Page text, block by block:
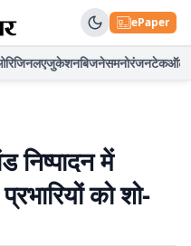
ePaper
एजुकेशनबिजनेसमनोरंजनटेकऑटो
में
को शो-